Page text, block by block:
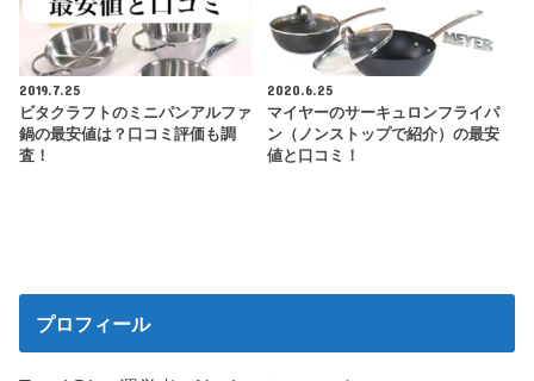
2019.7.25
ビタクラフトのミニパンアルファ
鍋の最安値は？口コミ評価も調
査！
2020.6.25
マイヤーのサーキュロンフライパ
ン（ノンストップで紹介）の最安
値と口コミ！
プロフィール